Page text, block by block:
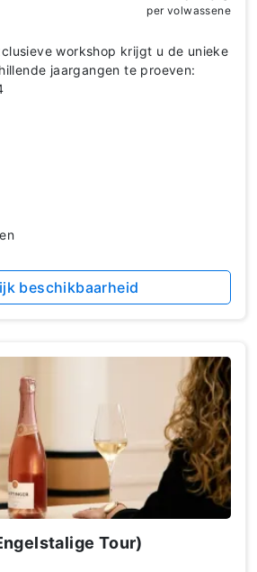
workshop krijgt u de unieke
jaargangen te proeven:
per volwassene
beschikbaarheid
Tour)